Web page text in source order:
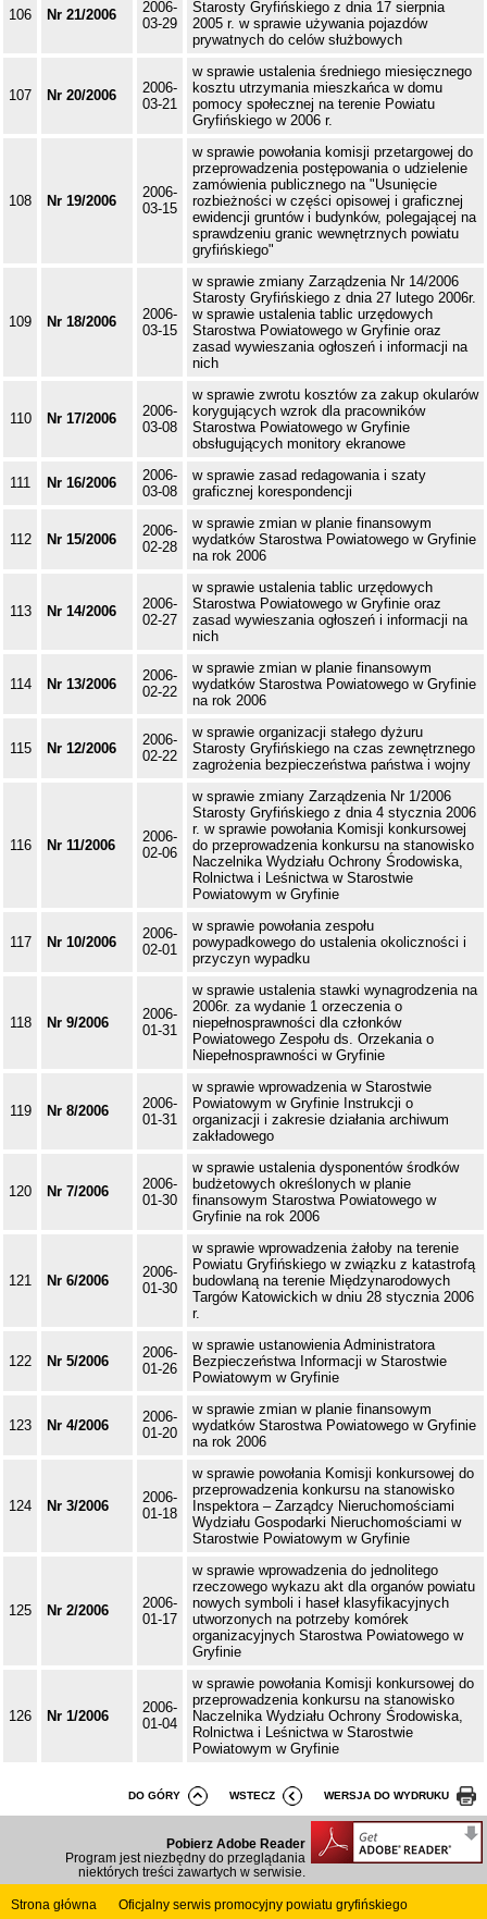
106 Nr 21/2006
2006-
03-29
Starosty Gryfińskiego z dnia 17 sierpnia
2005 r. w sprawie używania pojazdów
prywatnych do celów służbowych
107 Nr 20/2006
2006-
03-21
w sprawie ustalenia średniego miesięcznego
kosztu utrzymania mieszkańca w domu
pomocy społecznej na terenie Powiatu
Gryfińskiego w 2006 r.
108 Nr 19/2006
2006-
03-15
w sprawie powołania komisji przetargowej do
przeprowadzenia postępowania o udzielenie
zamówienia publicznego na "Usunięcie
rozbieżności w części opisowej i graficznej
ewidencji gruntów i budynków, polegającej na
sprawdzeniu granic wewnętrznych powiatu
gryfińskiego"
109 Nr 18/2006
2006-
03-15
w sprawie zmiany Zarządzenia Nr 14/2006
Starosty Gryfińskiego z dnia 27 lutego 2006r.
w sprawie ustalenia tablic urzędowych
Starostwa Powiatowego w Gryfinie oraz
zasad wywieszania ogłoszeń i informacji na
nich
110 Nr 17/2006
2006-
03-08
w sprawie zwrotu kosztów za zakup okularów
korygujących wzrok dla pracowników
Starostwa Powiatowego w Gryfinie
obsługujących monitory ekranowe
111 Nr 16/2006
2006-
03-08
w sprawie zasad redagowania i szaty
graficznej korespondencji
112 Nr 15/2006
2006-
02-28
w sprawie zmian w planie finansowym
wydatków Starostwa Powiatowego w Gryfinie
na rok 2006
113 Nr 14/2006
2006-
02-27
w sprawie ustalenia tablic urzędowych
Starostwa Powiatowego w Gryfinie oraz
zasad wywieszania ogłoszeń i informacji na
nich
114 Nr 13/2006
2006-
02-22
w sprawie zmian w planie finansowym
wydatków Starostwa Powiatowego w Gryfinie
na rok 2006
115 Nr 12/2006
2006-
02-22
w sprawie organizacji stałego dyżuru
Starosty Gryfińskiego na czas zewnętrznego
zagrożenia bezpieczeństwa państwa i wojny
116 Nr 11/2006
2006-
02-06
w sprawie zmiany Zarządzenia Nr 1/2006
Starosty Gryfińskiego z dnia 4 stycznia 2006
r. w sprawie powołania Komisji konkursowej
do przeprowadzenia konkursu na stanowisko
Naczelnika Wydziału Ochrony Środowiska,
Rolnictwa i Leśnictwa w Starostwie
Powiatowym w Gryfinie
117 Nr 10/2006
2006-
02-01
w sprawie powołania zespołu
powypadkowego do ustalenia okoliczności i
przyczyn wypadku
118 Nr 9/2006
2006-
01-31
w sprawie ustalenia stawki wynagrodzenia na
2006r. za wydanie 1 orzeczenia o
niepełnosprawności dla członków
Powiatowego Zespołu ds. Orzekania o
Niepełnosprawności w Gryfinie
119 Nr 8/2006
2006-
01-31
w sprawie wprowadzenia w Starostwie
Powiatowym w Gryfinie Instrukcji o
organizacji i zakresie działania archiwum
zakładowego
120 Nr 7/2006
2006-
01-30
w sprawie ustalenia dysponentów środków
budżetowych określonych w planie
finansowym Starostwa Powiatowego w
Gryfinie na rok 2006
121 Nr 6/2006
2006-
01-30
w sprawie wprowadzenia żałoby na terenie
Powiatu Gryfińskiego w związku z katastrofą
budowlaną na terenie Międzynarodowych
Targów Katowickich w dniu 28 stycznia 2006
r.
122 Nr 5/2006
2006-
01-26
w sprawie ustanowienia Administratora
Bezpieczeństwa Informacji w Starostwie
Powiatowym w Gryfinie
123 Nr 4/2006
2006-
01-20
w sprawie zmian w planie finansowym
wydatków Starostwa Powiatowego w Gryfinie
na rok 2006
124 Nr 3/2006
2006-
01-18
w sprawie powołania Komisji konkursowej do
przeprowadzenia konkursu na stanowisko
Inspektora – Zarządcy Nieruchomościami
Wydziału Gospodarki Nieruchomościami w
Starostwie Powiatowym w Gryfinie
125 Nr 2/2006
2006-
01-17
w sprawie wprowadzenia do jednolitego
rzeczowego wykazu akt dla organów powiatu
nowych symboli i haseł klasyfikacyjnych
utworzonych na potrzeby komórek
organizacyjnych Starostwa Powiatowego w
Gryfinie
126 Nr 1/2006
2006-
01-04
w sprawie powołania Komisji konkursowej do
przeprowadzenia konkursu na stanowisko
Naczelnika Wydziału Ochrony Środowiska,
Rolnictwa i Leśnictwa w Starostwie
Powiatowym w Gryfinie
DO GÓRY WSTECZ WERSJA DO WYDRUKU
Pobierz Adobe Reader
Program jest niezbędny do przeglądania
niektórych treści zawartych w serwisie.
Strona główna Oficjalny serwis promocyjny powiatu gryfińskiego